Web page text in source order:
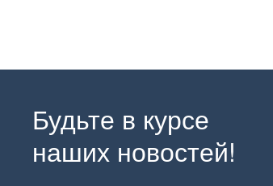
Будьте в курсе
наших новостей!